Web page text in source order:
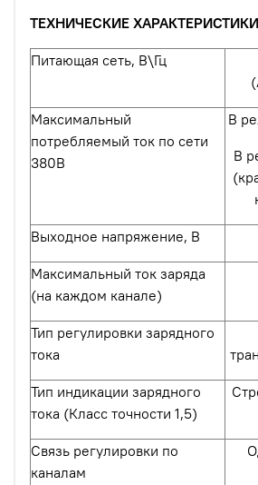
ТЕХНИЧЕСКИЕ ХАРАКТЕРИСТИКИ
Питающая сеть, В\Гц
Максимальный
потребляемый ток по сети
380В
В
В
Выходное напряжение, В
Максимальный ток заряда
(на каждом канале)
Тип регулировки зарядного
тока
Тип индикации зарядного
тока (Класс точности 1,5)
Связь регулировки по
каналам